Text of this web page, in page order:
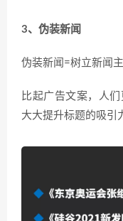
3、伪装新闻
伪装新闻=树立新闻
比起广告文案，人
大大提升标题的吸引